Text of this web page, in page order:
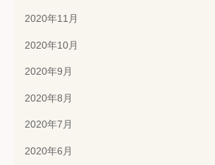
2020年11月
2020年10月
2020年9月
2020年8月
2020年7月
2020年6月